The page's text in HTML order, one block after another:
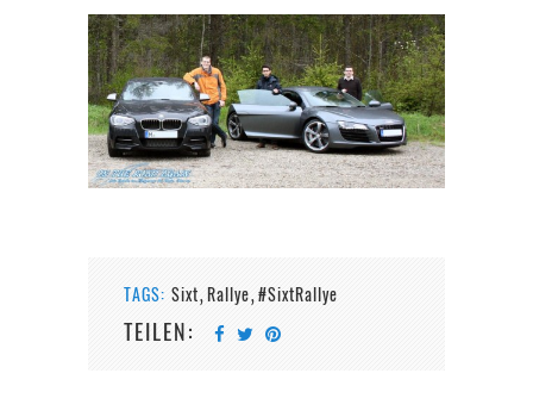
TAGS: Sixt,Rallye,#SixtRallye
TEILEN: